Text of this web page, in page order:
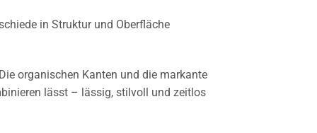
in Struktur und Oberfläche
organischen Kanten und die markante
lässt – lässig, stilvoll und zeitlos